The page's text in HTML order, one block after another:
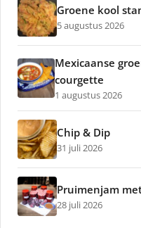
Groene kool
5 augustus 2026
Mexicaanse
courgette
1 augustus 2026
Chip & Dip
31 juli 2026
Pruimenjam
28 juli 2026